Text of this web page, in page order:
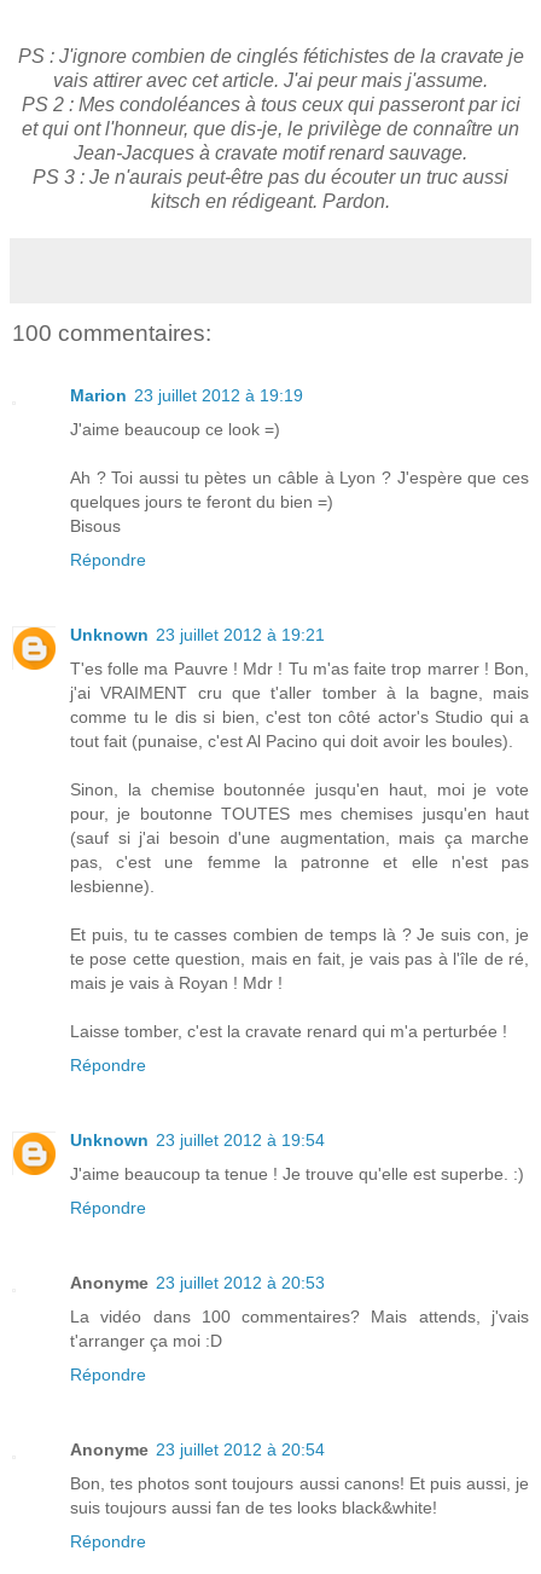
PS : J'ignore combien de cinglés fétichistes de la cravate je
vais attirer avec cet article. J'ai peur mais j'assume.
PS 2 : Mes condoléances à tous ceux qui passeront par ici
et qui ont l'honneur, que dis-je, le privilège de connaître un
Jean-Jacques à cravate motif renard sauvage.
PS 3 : Je n'aurais peut-être pas du écouter un truc aussi
kitsch en rédigeant. Pardon.
100 commentaires:
Marion 23 juillet 2012 à 19:19
J'aime beaucoup ce look =)
Ah ? Toi aussi tu pètes un câble à Lyon ? J'espère que ces
quelques jours te feront du bien =)
Bisous
Répondre
Unknown 23 juillet 2012 à 19:21
T'es folle ma Pauvre ! Mdr ! Tu m'as faite trop marrer ! Bon,
j'ai VRAIMENT cru que t'aller tomber à la bagne, mais
comme tu le dis si bien, c'est ton côté actor's Studio qui a
tout fait (punaise, c'est Al Pacino qui doit avoir les boules).
Sinon, la chemise boutonnée jusqu'en haut, moi je vote
pour, je boutonne TOUTES mes chemises jusqu'en haut
(sauf si j'ai besoin d'une augmentation, mais ça marche
pas, c'est une femme la patronne et elle n'est pas
lesbienne).
Et puis, tu te casses combien de temps là ? Je suis con, je
te pose cette question, mais en fait, je vais pas à l'île de ré,
mais je vais à Royan ! Mdr !
Laisse tomber, c'est la cravate renard qui m'a perturbée !
Répondre
Unknown 23 juillet 2012 à 19:54
J'aime beaucoup ta tenue ! Je trouve qu'elle est superbe. :)
Répondre
Anonyme 23 juillet 2012 à 20:53
La vidéo dans 100 commentaires? Mais attends, j'vais
t'arranger ça moi :D
Répondre
Anonyme 23 juillet 2012 à 20:54
Bon, tes photos sont toujours aussi canons! Et puis aussi, je
suis toujours aussi fan de tes looks black&white!
Répondre